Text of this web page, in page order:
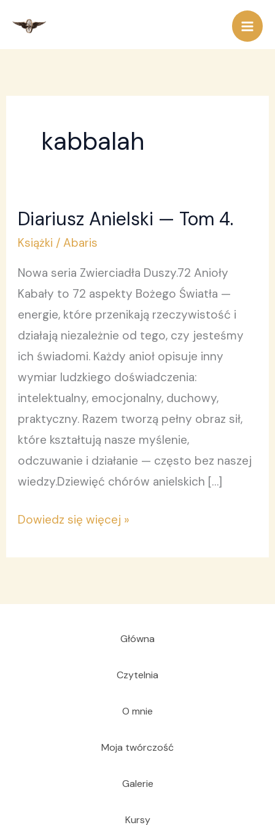
treści
kabbalah
Diariusz Anielski — Tom 4.
Książki /Abaris
Nowa seria Zwierciadła Duszy.72 Anioły
Kabały to 72 aspekty Bożego Światła —
energie, które przenikają rzeczywistość i
działają niezależnie od tego, czy jesteśmy
ich świadomi. Każdy anioł opisuje inny
wymiar ludzkiego doświadczenia:
intelektualny, emocjonalny, duchowy,
praktyczny. Razem tworzą pełny obraz sił,
które kształtują nasze myślenie,
odczuwanie i działanie — często bez naszej
wiedzy.Dziewięć chórów anielskich […]
Diariusz
Anielski
Tom
4.
Dowiedz się więcej »
Główna
Czytelnia
O mnie
Moja twórczość
Galerie
Kursy